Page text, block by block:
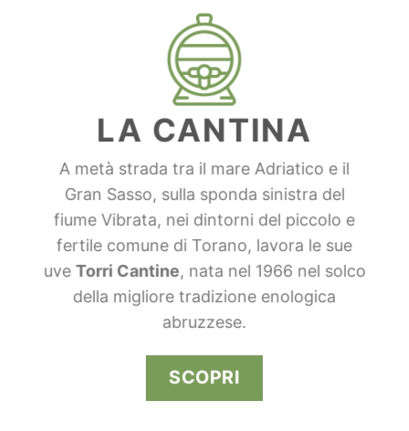
LA CANTINA
A metà strada tra il mare Adriatico e il
Gran Sasso, sulla sponda sinistra del
fiume Vibrata, nei dintorni del piccolo e
fertile comune di Torano, lavora le sue
uve Torri Cantine, nata nel 1966 nel solco
della migliore tradizione enologica
abruzzese.
SCOPRI